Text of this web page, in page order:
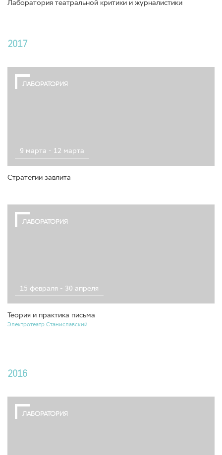
Лаборатория театральной критики и журналистики
2017
ЛАБОРАТОРИЯ
9 марта - 12 марта
Стратегии завлита
ЛАБОРАТОРИЯ
15 февраля - 30 апреля
Теория и практика письма
Электротеатр Станиславский
2016
ЛАБОРАТОРИЯ